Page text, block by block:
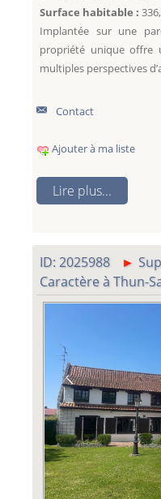
Surface habitable :
Implantée sur une
propriété unique offre
multiples perspectives
Contact
Ajouter à ma liste
Lire plus...
ID: 2025988
Caractère à Thun-